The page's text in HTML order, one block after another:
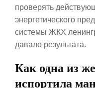
проверять
энергетического
системы ЖКХ
давало результата.
Как одна из
испортила